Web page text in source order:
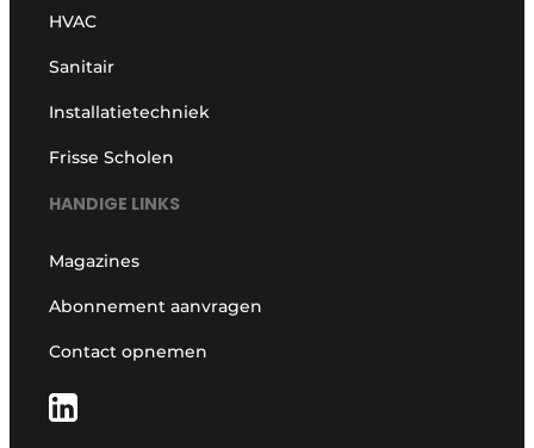
HVAC
Sanitair
Installatietechniek
Frisse Scholen
HANDIGE LINKS
Magazines
Abonnement aanvragen
Contact opnemen